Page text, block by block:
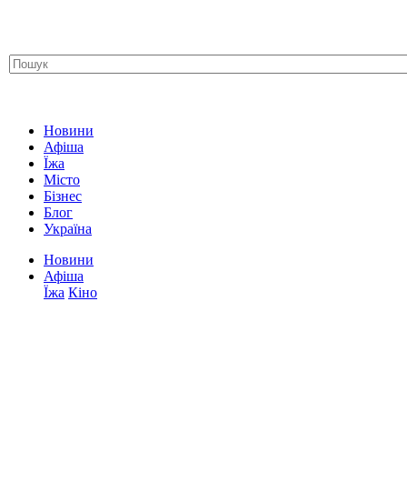
Новини
Афіша
Їжа
Місто
Бізнес
Блог
Україна
Новини
Афіша
Їжа Кіно